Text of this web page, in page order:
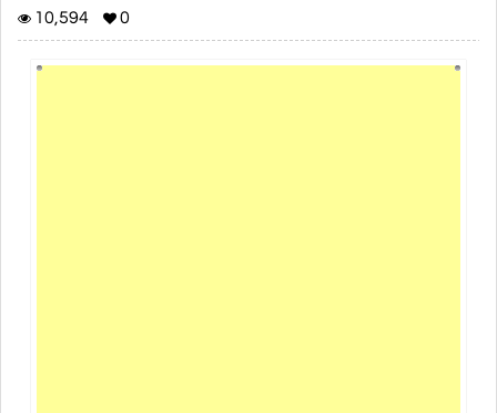
◎越南台商總會拜訪鞋技中心 請益人才培訓經驗
10,594 0